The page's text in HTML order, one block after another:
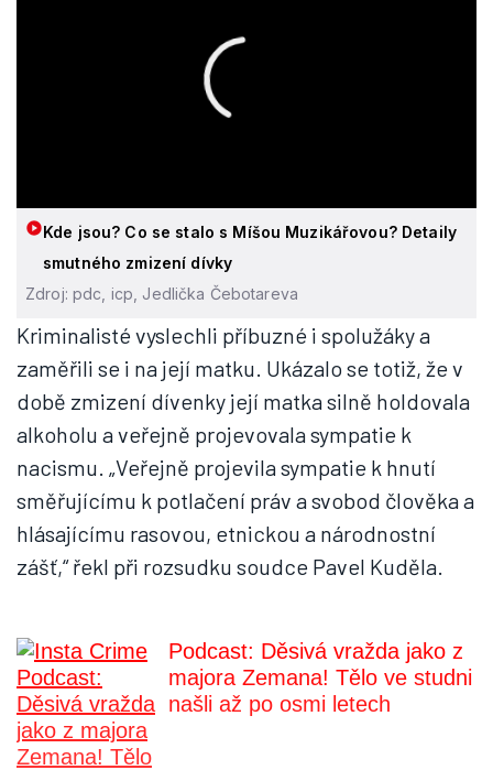
Kde jsou? Co se stalo s Míšou Muzikářovou? Detaily
smutného zmizení dívky
Zdroj: pdc, icp, Jedlička Čebotareva
Kriminalisté vyslechli příbuzné i spolužáky a
zaměřili se i na její matku. Ukázalo se totiž, že v
době zmizení dívenky její matka silně holdovala
alkoholu a veřejně projevovala sympatie k
nacismu. „Veřejně projevila sympatie k hnutí
směřujícímu k potlačení práv a svobod člověka a
hlásajícímu rasovou, etnickou a národnostní
zášť,“ řekl při rozsudku soudce Pavel Kuděla.
Podcast: Děsivá vražda jako z
majora Zemana! Tělo ve studni
našli až po osmi letech